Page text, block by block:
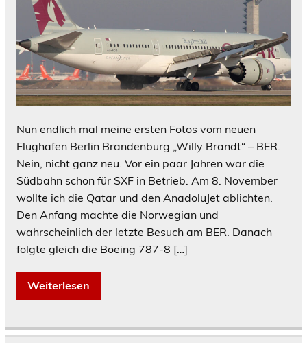
Nun endlich mal meine ersten Fotos vom neuen
Flughafen Berlin Brandenburg „Willy Brandt“ – BER.
Nein, nicht ganz neu. Vor ein paar Jahren war die
Südbahn schon für SXF in Betrieb. Am 8. November
wollte ich die Qatar und den AnadoluJet ablichten.
Den Anfang machte die Norwegian und
wahrscheinlich der letzte Besuch am BER. Danach
folgte gleich die Boeing 787-8 […]
Weiterlesen